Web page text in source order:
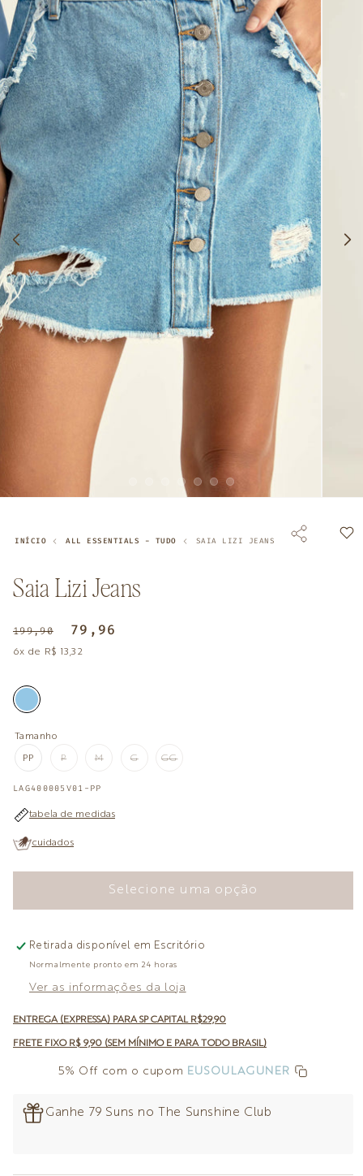
INÍCIO ALL ESSENTIALS - TUDO SAIA LIZI JEANS
Saia Lizi Jeans
Preço
normal
199,90
Preço
promocional
79,96
6x de R$ 13,32
Tamanho
PP PVARIANTE
INDISPONÍVEL
MVARIANTE
INDISPONÍVEL
GVARIANTE
GGVARIANTE
SKU:
LAG400005V01-PP
tabela de medidas
cuidados
Selecione uma opção
Retirada disponível em Escritório
Normalmente pronto em 24 horas
Ver as informações da loja
ENTREGA (EXPRESSA) PARA SP CAPITAL R$29,90
FRETE FIXO R$ 9,90 (SEM MÍNIMO E PARA TODO BRASIL)
5% Off com o cupom EUSOULAGUNER
Ganhe 79 Suns no The Sunshine Club